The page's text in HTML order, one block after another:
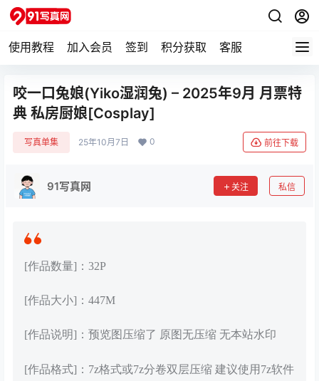
使用教程 加入会员 签到 积分获取 客服
咬一口兔娘(Yiko湿润兔) – 2025年9月 月票特
典 私房厨娘[Cosplay]
写真单集 25年10月7日 0 前往下载
91写真网 关注 私信
[作品数量]：32P
[作品大小]：447M
[作品说明]：预览图压缩了 原图无压缩 无本站水印
[作品格式]：7z格式或7z分卷双层压缩 建议使用7z软件